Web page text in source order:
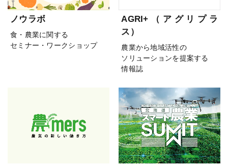
ノウラボ
食・農業に関する
セミナー・ワークショップ
AGRI+（アグリプラ
ス）
農業から地域活性の
ソリューションを提案する
情報誌